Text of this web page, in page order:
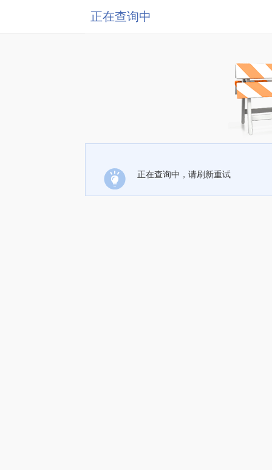
正在查询中
正在查询中，请刷新重试